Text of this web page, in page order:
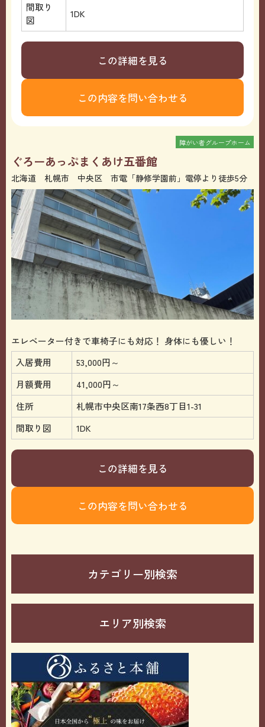
間取り
図
1DK
この詳細を見る
この内容を問い合わせる
ぐろーあっぷまくあけ五番館
障がい者グループホーム
北海道 札幌市 中央区 市電「静修学園前」電停より徒歩5分
エレベーター付きで車椅子にも対応！ 身体にも優しい！
入居費用
53,000円～
月額費用
41,000円～
住所
札幌市中央区南17条西8丁目1-31
間取り図
1DK
この詳細を見る
この内容を問い合わせる
カテゴリー別検索
エリア別検索